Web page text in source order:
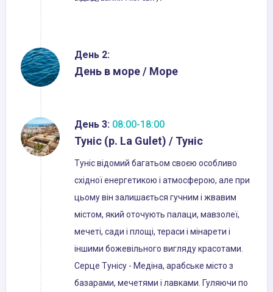
День 2:
День в море / Море
День 3: 08:00-18:00
Туніс (р. La Gulet) / Туніс
Туніс відомий багатьом своєю особливо
східної енергетикою і атмосферою, але при
цьому він залишається гучним і жвавим
містом, який оточують палаци, мавзолеї,
мечеті, сади і площі, тераси і мінарети і
іншими божевільного вигляду красотами.
Серце Тунісу - Медіна, арабське місто з
базарами, мечетями і лавками. Гуляючи по